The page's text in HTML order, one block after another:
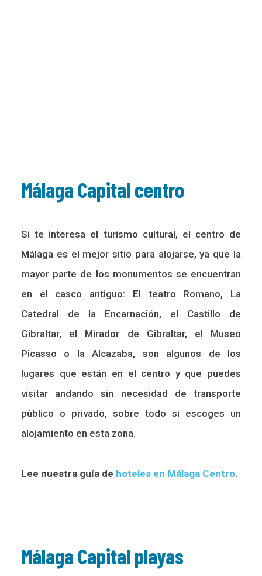
Málaga Capital centro
Si te interesa el turismo cultural, el centro de
Málaga es el mejor sitio para alojarse, ya que la
mayor parte de los monumentos se encuentran
en el casco antiguo: El teatro Romano, La
Catedral de la Encarnación, el Castillo de
Gibraltar, el Mirador de Gibraltar, el Museo
Picasso o la Alcazaba, son algunos de los
lugares que están en el centro y que puedes
visitar andando sin necesidad de transporte
público o privado, sobre todo si escoges un
alojamiento en esta zona.
Lee nuestra guía de hoteles en Málaga Centro.
Málaga Capital playas